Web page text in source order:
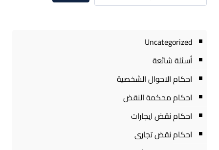
Uncategorized
أسئلة شائعة
احكام الاحوال الشخصية
احكام محكمة النقض
احكام نقض ايجارات
احكام نقض تجارى